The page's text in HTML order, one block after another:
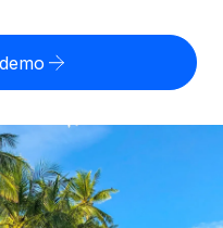
os outros
de forma